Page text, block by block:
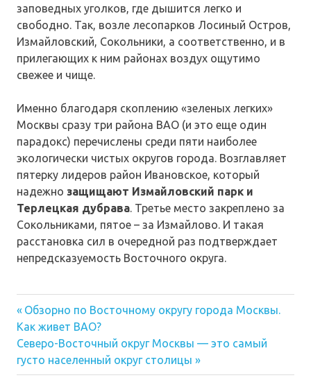
заповедных уголков, где дышится легко и
свободно. Так, возле лесопарков Лосиный Остров,
Измайловский, Сокольники, а соответственно, и в
прилегающих к ним районах воздух ощутимо
свежее и чище.
Именно благодаря скоплению «зеленых легких»
Москвы сразу три района ВАО (и это еще один
парадокс) перечислены среди пяти наиболее
экологически чистых округов города. Возглавляет
пятерку лидеров район Ивановское, который
надежно защищают Измайловский парк и
Терлецкая дубрава. Третье место закреплено за
Сокольниками, пятое – за Измайлово. И такая
расстановка сил в очередной раз подтверждает
непредсказуемость Восточного округа.
Навигация
по
записям
Предыдущая
запись:
Обзорно по Восточному округу города Москвы.
Как живет ВАО?
Следующая
запись:
Северо-Восточный округ Москвы — это самый
густо населенный округ столицы